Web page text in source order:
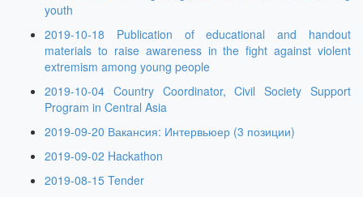
youth
2019-10-18 Publication of educational and handout
materials to raise awareness in the fight against violent
extremism among young people
2019-10-04 Country Coordinator, Civil Society Support
Program in Central Asia
2019-09-20 Вакансия: Интервьюер (3 позиции)
2019-09-02 Hackathon
2019-08-15 Tender